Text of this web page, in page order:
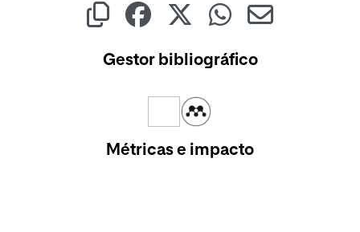
Gestor bibliográfico
Métricas e impacto